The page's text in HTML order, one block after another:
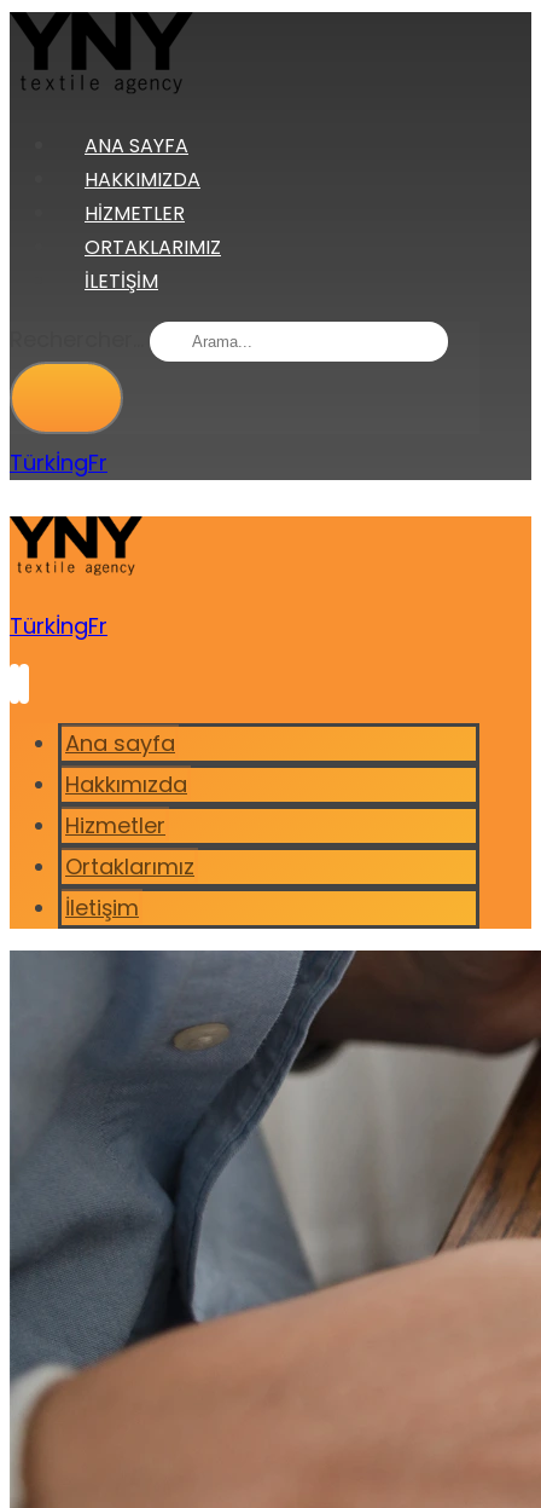
ANA SAYFA
HAKKIMIZDA
HIZMETLER
ORTAKLARIMIZ
İLETIŞIM
TürkİngFr
TürkİngFr
Ana sayfa
Hakkımızda
Hizmetler
Ortaklarımız
İletişim